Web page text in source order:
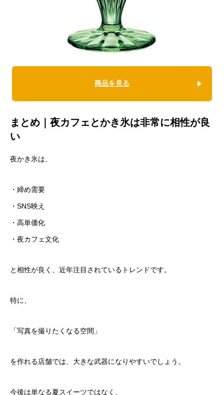
商品を見る
まとめ｜夜カフェとかき氷は非常に相性が良
い
夜かき氷は、
・締め需要
・SNS映え
・高単価化
・夜カフェ文化
と相性が良く、近年注目されているトレンドです。
特に、
「写真を撮りたくなる空間」
を作れる店舗では、大きな武器になりやすいでしょう。
今後は単なる夏スイーツではなく、